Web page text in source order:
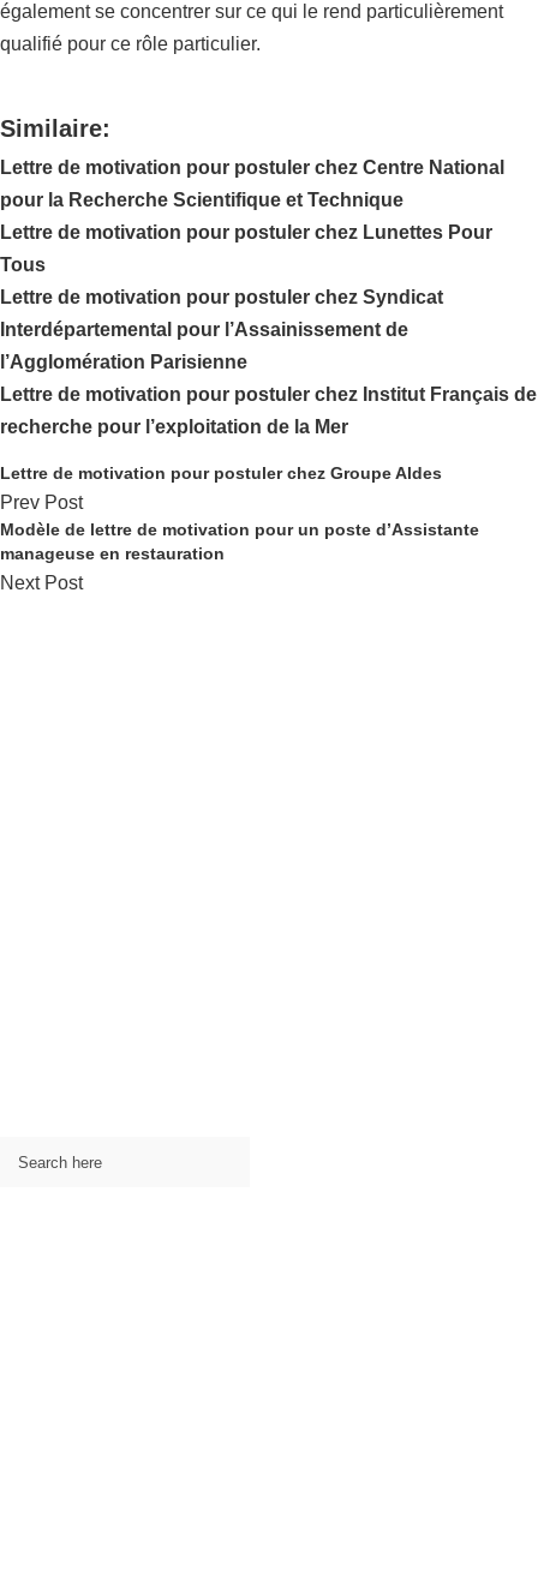
également se concentrer sur ce qui le rend particulièrement
qualifié pour ce rôle particulier.
Similaire:
Lettre de motivation pour postuler chez Centre National
pour la Recherche Scientifique et Technique
Lettre de motivation pour postuler chez Lunettes Pour
Tous
Lettre de motivation pour postuler chez Syndicat
Interdépartemental pour l’Assainissement de
l’Agglomération Parisienne
Lettre de motivation pour postuler chez Institut Français de
recherche pour l’exploitation de la Mer
Lettre de motivation pour postuler chez Groupe Aldes
Prev Post
Modèle de lettre de motivation pour un poste d’Assistante
manageuse en restauration
Next Post